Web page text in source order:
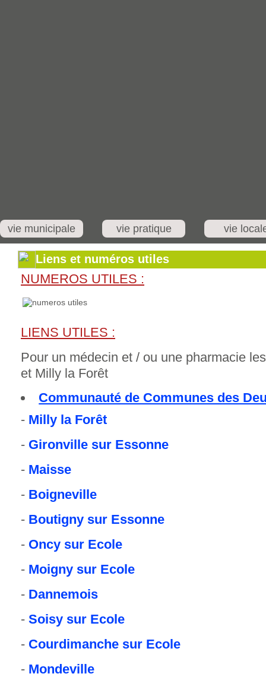
vie municipale vie pratique vie
Liens et numéros utiles
NUMEROS UTILES :
LIENS UTILES :
Pour un médecin et / ou une pharmacie
et Milly la Forêt
Communauté de Communes des
- Milly la Forêt
- Gironville sur Essonne
- Maisse
- Boigneville
- Boutigny sur Essonne
- Oncy sur Ecole
- Moigny sur Ecole
- Dannemois
- Soisy sur Ecole
- Courdimanche sur Ecole
- Mondeville